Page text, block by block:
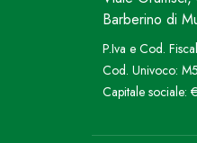
Barberino di
P.Iva e Cod.
Cod. Univoco:
Capitale